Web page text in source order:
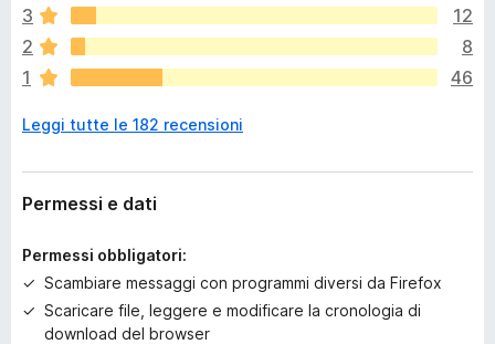
i
s
o
n
a
c
o
a
a
l
3
12
2
8
1
46
Leggi tutte le 182 recensioni
Permessi e dati
Permessi obbligatori:
Scambiare messaggi con programmi diversi da Firefox
Scaricare file, leggere e modificare la cronologia di
download del browser